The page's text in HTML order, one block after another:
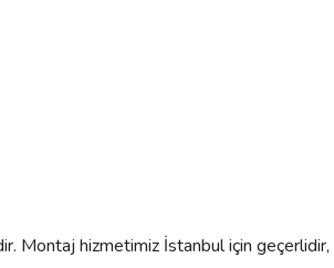
Montaj hizmetimiz İstanbul için